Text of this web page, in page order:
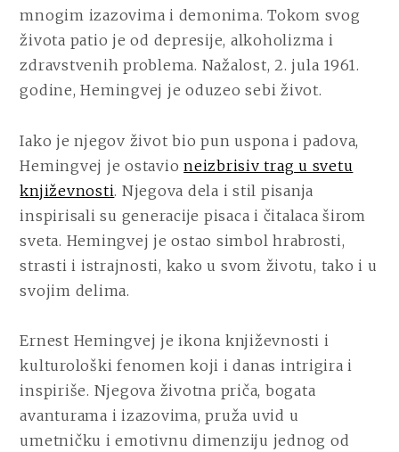
mnogim izazovima i demonima. Tokom svog
života patio je od depresije, alkoholizma i
zdravstvenih problema. Nažalost, 2. jula 1961.
godine, Hemingvej je oduzeo sebi život.
Iako je njegov život bio pun uspona i padova,
Hemingvej je ostavioneizbrisiv trag u svetu
književnosti. Njegova dela i stil pisanja
inspirisali su generacije pisaca i čitalaca širom
sveta. Hemingvej je ostao simbol hrabrosti,
strasti i istrajnosti, kako u svom životu, tako i u
svojim delima.
Ernest Hemingvej je ikona književnosti i
kulturološki fenomen koji i danas intrigira i
inspiriše. Njegova životna priča, bogata
avanturama i izazovima, pruža uvid u
umetničku i emotivnu dimenziju jednog od